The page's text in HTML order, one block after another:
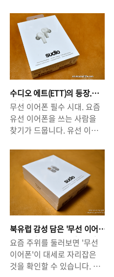
오 에트(SUDIO ETT)를 사용
하고 있었는데요, 이번에 T2
가 나왔다는 소식을 듣고
'T2'로 갈아탔습니다! '에트
(ETT)'도 분명 좋은 제품이지
만, T2를 귀에 꽂는 순간 갈아
타는 것으로 마음 먹었습니
다. * SUDIO T2 주요 스펙 *
- 작동 방식 : 터치 방식 - 무게
: 5.3g(이어폰 본체) - 방수 :
생활 방수 - 재생 시간 : 최대
케이스 충전 가능) - 노이즈
캔슬링 사용시 재생 시간 :
6.5시간 - 고속 충전 기능 탑
재(10분 충전 → 2시간 사용)
- 사운드 감도 :
92dB@1.0KHz - 임피던스 :
16오메가 - 수신거리..
수디오 에트(ETT)의 등장.
감탄이 절로 나온다.
무선 이어폰 필수 시대. 요즘
유선 이어폰을 쓰는 사람을
찾기가 드뭅니다. 유선 이어
서조차 '유선' 제품은 점점 사
라지고 있습니다. 무선 키보
드, 무선 마우스, 무선 청소기
등 무선이 대세가 되었고, 한
번 써 본사람들은 '무선'의 편
리함을 잘 알고 있기에 더 이
상 '유선 제품'을 구입하지 않
게 되죠. 이어폰 시장에서 애
플의 '에어팟' 열풍이 거셉니
다만, 북유럽 감성을 앞세운
'수디오(SUDIO)' 역시 에어
북유럽 감성 담은 '무선 이어
폰' [수디오 TOLV] 개봉&사
용 느낌 : 매혹적인 이어폰
요즘 주위를 둘러보면 '무선
이어폰'이 대세로 자리잡은
것을 확인할 수 있습니다. 애